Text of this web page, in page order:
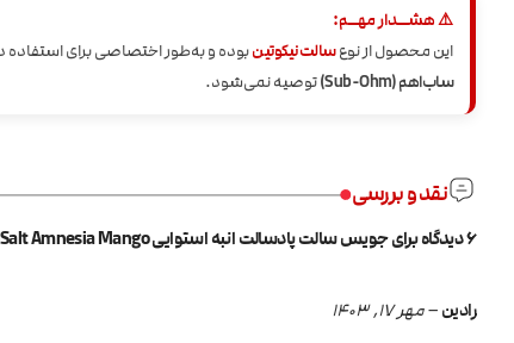
⚠️ هشــدار مهــم:
این محصول از نوعسالت نیکوتینبوده و به‌طور اختصاصی برای
ساب‌اهم (Sub-Ohm)
توصیه نمی‌شود.
نقد و بررسی
6 دیدگاه برای جویس سالت پادسالت انبه استوایی PodSalt Amnesia Mango
رادین–مهر 17, 1403